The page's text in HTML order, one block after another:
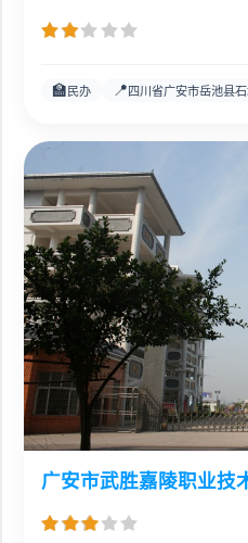
🏫 民办 📍四川省广安市岳池县
广安市武胜嘉陵职业技